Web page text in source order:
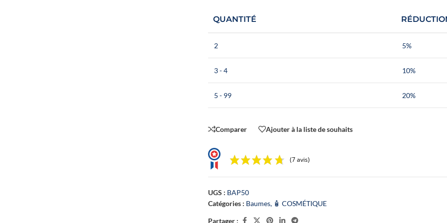
QUANTITÉ
2 5%
3 - 4 10%
5 - 99 20%
Comparer Ajouter à la liste de souhaits
(7 avis)
UGS : BAP50
Catégories : Baumes, 🧴 COSMÉTIQUE
Partager :